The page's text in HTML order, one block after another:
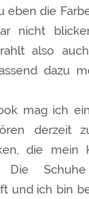
eben die
nicht
also
dazu
mag ich
derzeit
die mein
Die
und ich bin